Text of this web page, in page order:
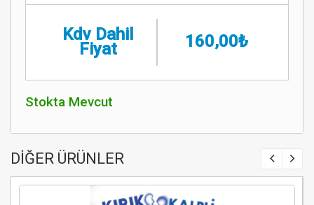
Kdv Dahil
Fiyat 160,00₺
Stokta Mevcut
DİĞER ÜRÜNLER